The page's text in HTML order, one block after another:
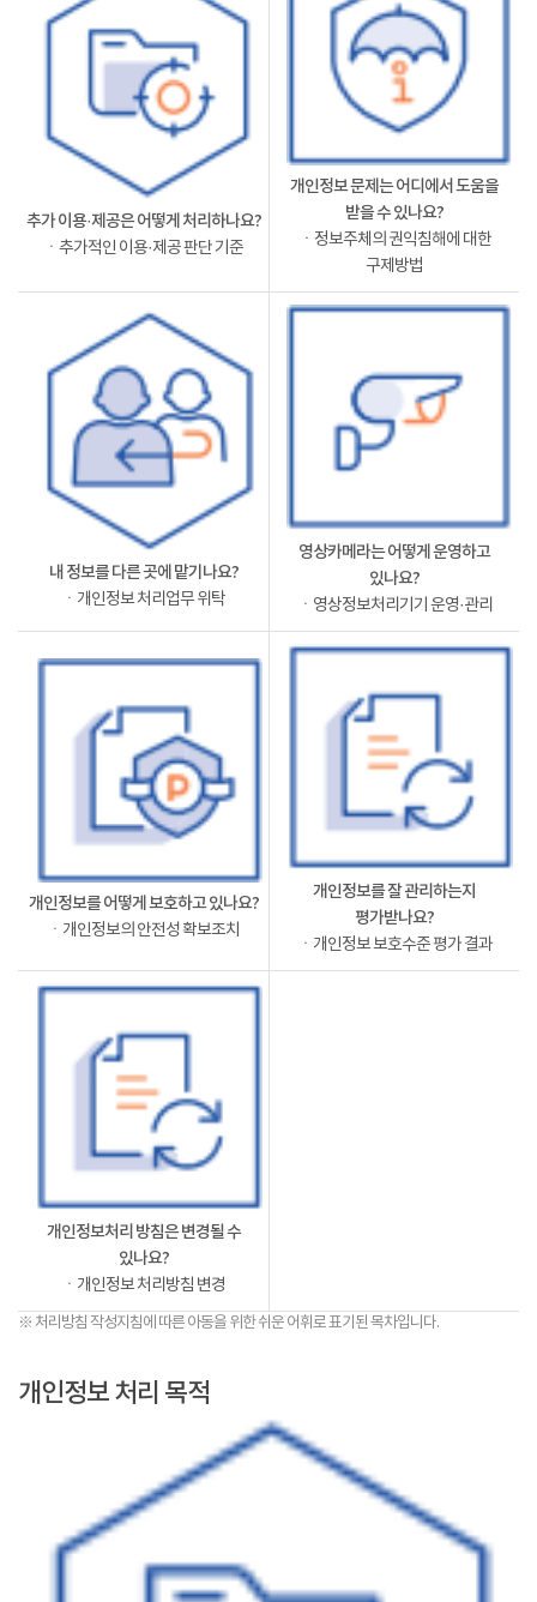
추가 이용·제공은 어떻게 처리하나요?
ㆍ추가적인 이용·제공 판단 기준
개인정보 문제는 어디에서 도움을
받을 수 있나요?
ㆍ정보주체의 권익침해에 대한
구제방법
내 정보를 다른 곳에 맡기나요?
ㆍ개인정보 처리업무 위탁
영상카메라는 어떻게 운영하고
있나요?
ㆍ영상정보처리기기 운영·관리
개인정보를 어떻게 보호하고 있나요?
ㆍ개인정보의 안전성 확보조치
개인정보를 잘 관리하는지
평가받나요?
ㆍ개인정보 보호수준 평가 결과
개인정보처리 방침은 변경될 수
있나요?
ㆍ개인정보 처리방침 변경
※ 처리방침 작성지침에 따른 아동을 위한 쉬운 어휘로 표기된 목차입니다.
개인정보 처리 목적